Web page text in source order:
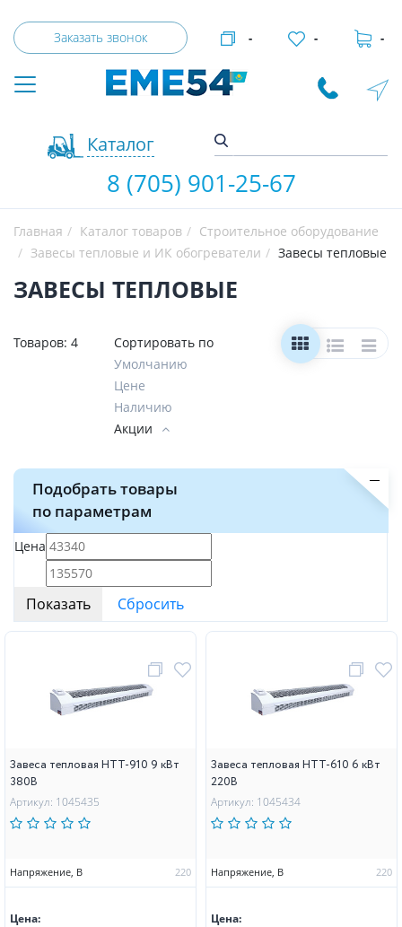
Заказать звонок
Каталог
- - -
8 (705) 901-25-67
Главная Каталог товаров
Строительное оборудование
Завесы тепловые и ИК обогреватели
Завесы тепловые
ЗАВЕСЫ ТЕПЛОВЫЕ
Товаров: 4
Сортировать по
Умолчанию
Цене
Наличию
Акции
Подобрать товары
по параметрам
Цена
Завеса тепловая НТТ-910 9 кВт
380В
Артикул: 1045435
Напряжение, В 220
Цена:
Завеса тепловая НТТ-610 6 кВт
220В
Артикул: 1045434
Напряжение, В 220
Цена: